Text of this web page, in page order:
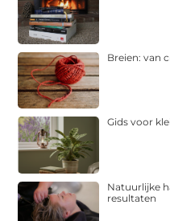
Breien: van
Gids voor
Natuurlijke
resultaten